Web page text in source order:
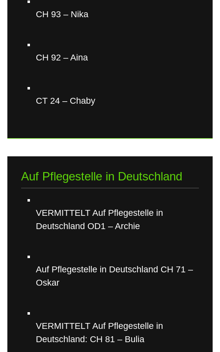
CH 93 – Nika
CH 92 – Aina
CT 24 – Chaby
Auf Pflegestelle in Deutschland
VERMITTELT Auf Pflegestelle in
Deutschland OD1 – Archie
Auf Pflegestelle in Deutschland CH 71 –
Oskar
VERMITTELT Auf Pflegestelle in
Deutschland: CH 81 – Bulia